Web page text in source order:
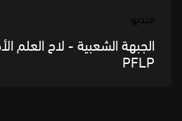
فيديو
الجبهة الشعبية - لاح العلم
PFLP